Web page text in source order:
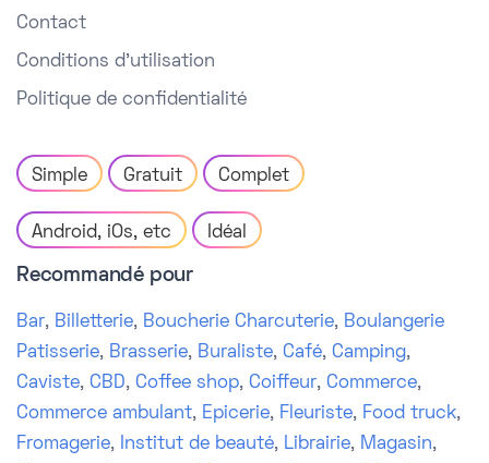
Contact
Conditions d'utilisation
Politique de confidentialité
Simple Gratuit Complet
Android, iOs, etc Idéal
Recommandé pour
Bar, Billetterie, Boucherie Charcuterie, Boulangerie
Patisserie, Brasserie, Buraliste, Café, Camping,
Caviste, CBD, Coffee shop, Coiffeur, Commerce,
Commerce ambulant, Epicerie, Fleuriste, Food truck,
Fromagerie, Institut de beauté, Librairie, Magasin,